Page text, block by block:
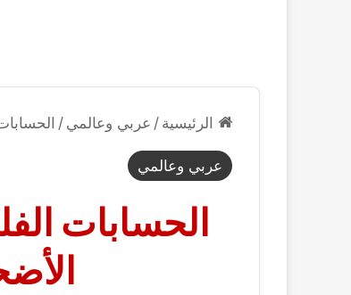
الرئيسية / عربي وعالمي /
عربي وعالمي
الحسابات